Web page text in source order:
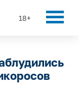
18+